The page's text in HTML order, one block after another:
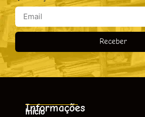
Receber
Informações
Início